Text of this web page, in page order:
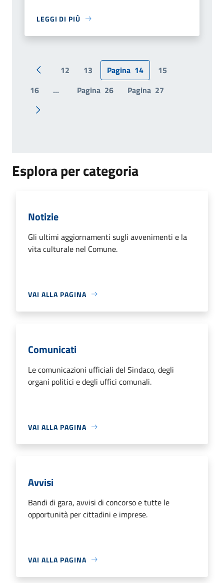
LEGGI DI PIÙ
Pagina precedente
12 13 Pagina 14
15
16
... Pagina 26 Pagina 27
Pagina successiva
Esplora per categoria
Notizie
Gli ultimi aggiornamenti sugli avvenimenti e la
vita culturale nel Comune.
VAI ALLA PAGINA
Comunicati
Le comunicazioni ufficiali del Sindaco, degli
organi politici e degli uffici comunali.
VAI ALLA PAGINA
Avvisi
Bandi di gara, avvisi di concorso e tutte le
opportunità per cittadini e imprese.
VAI ALLA PAGINA